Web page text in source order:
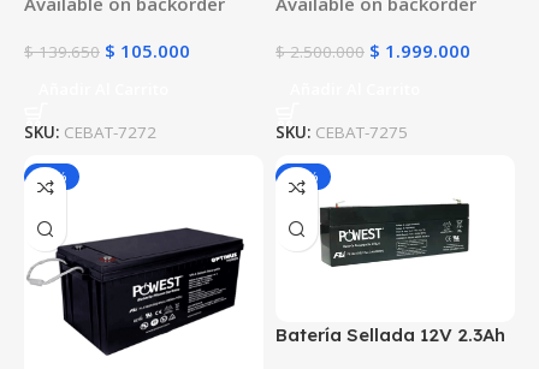
Para UPS y Energía Solar
$139.650 $ 105.000
SKU: CEBAT-7272
Instalaciones Solares
$2.500.000 $ 1.999.000
SKU: CEBAT-7275
-25% -25%
Batería Sellada 12V 2.3Ah